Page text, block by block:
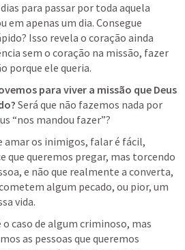
para passar por toda aquela
em apenas um dia. Consegue
Isso revela o coração ainda
sem o coração na missão, fazer
porque ele queria.
para viver a missão que Deus
Será que não fazemos nada por
“nos mandou fazer”?
amar os inimigos, falar é fácil,
que queremos pregar, mas torcendo
e não que realmente a converta,
algum pecado, ou pior, um
vida.
caso de algum criminoso, mas
as pessoas que queremos